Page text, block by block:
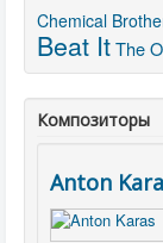
Chemical
Beat ItThe
Композиторы
Anton